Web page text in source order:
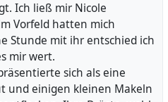
ich es mit 1/10.
Erlebnis, auch wenn
gehört. Die Dame
stimmte, aber die
ließen etwas zu wünschen
160€, da ich für eine
Ich ließ mir Nicole
Vorfeld hatten mich
Stunde mit ihr entschied ich
mir wert.
sich als eine
und einigen kleinen Makeln